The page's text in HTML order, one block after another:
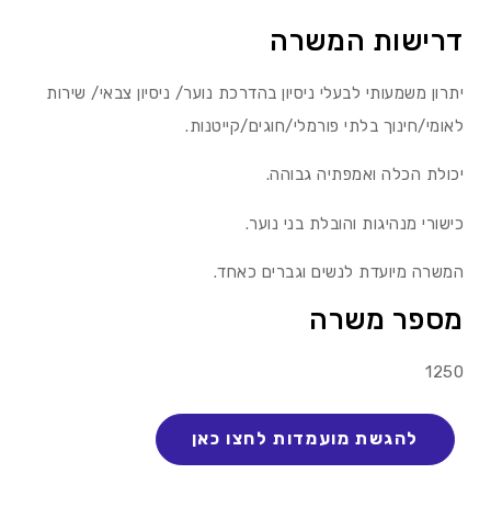
דרישות המשרה
יתרון משמעותי לבעלי ניסיון בהדרכת נוער/ ניסיון צבאי/ שירות
לאומי/חינוך בלתי פורמלי/חוגים/קייטנות.
יכולת הכלה ואמפתיה גבוהה.
כישורי מנהיגות והובלת בני נוער.
המשרה מיועדת לנשים וגברים כאחד.
מספר משרה
1250